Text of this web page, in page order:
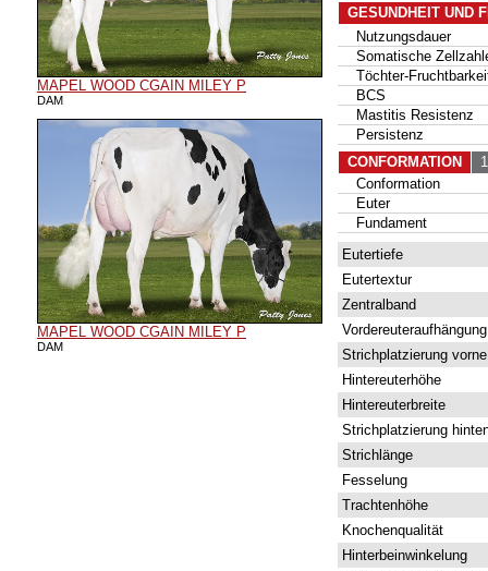
MAPEL WOOD CGAIN MILEY P
DAM
MAPEL WOOD CGAIN MILEY P
DAM
GESUNDHEIT UND
Nutzungsdauer
Somatische
Töchter-
BCS
Mastitis Resistenz
Persistenz
CONFORMATION
Conformation
Euter
Fundament
Eutertiefe
Eutertextur
Zentralband
Vordereuteraufhängung
Strichplatzierung vorne
Hintereuterhöhe
Hintereuterbreite
Strichplatzierung
Strichlänge
Fesselung
Trachtenhöhe
Knochenqualität
Hinterbeinwinkelung